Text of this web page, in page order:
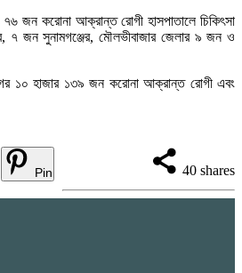
৭৬ জন করোনা আক্রান্ত রোগী হাসপাতালে চিকিৎসা
৭ জন সুনামগঞ্জের, মৌলভীবাজার জেলার ৯ জন ও
১০ হাজার ১৩৯ জন করোনা আক্রান্ত রোগী এবং
40 shares
Pin